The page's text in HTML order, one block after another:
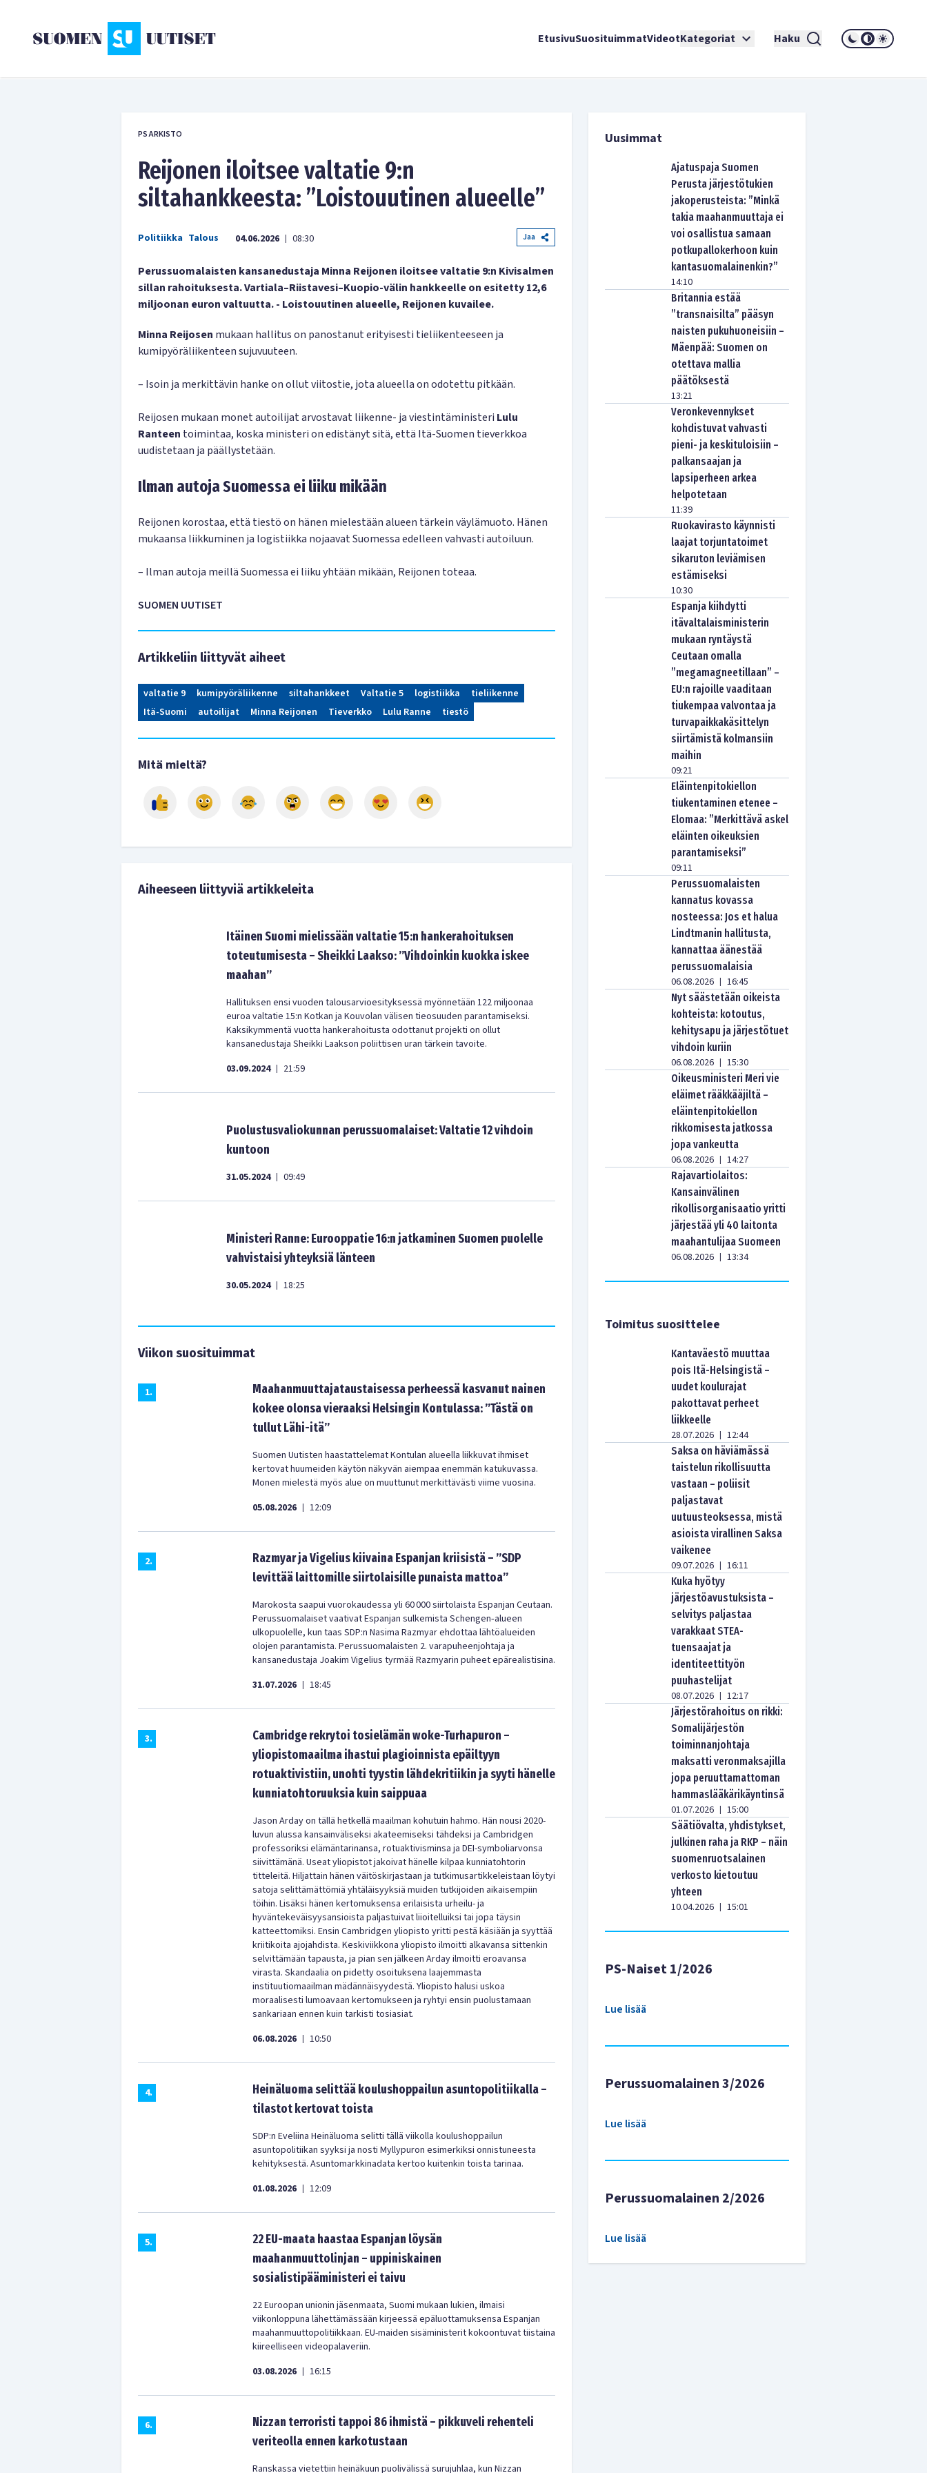
EtusivuSuosituimmatVideotKategoriat Haku
PS ARKISTO
Reijonen iloitsee valtatie 9:n
siltahankkeesta: ”Loistouutinen alueelle”
Politiikka Talous 04.06.2026 | 08:30 Jaa
Perussuomalaisten kansanedustaja Minna Reijonen iloitsee valtatie 9:n Kivisalmen
sillan rahoituksesta. Vartiala–Riistavesi–Kuopio-välin hankkeelle on esitetty 12,6
miljoonan euron valtuutta. - Loistouutinen alueelle, Reijonen kuvailee.
Minna Reijosen mukaan hallitus on panostanut erityisesti tieliikenteeseen ja
kumipyöräliikenteen sujuvuuteen.
– Isoin ja merkittävin hanke on ollut viitostie, jota alueella on odotettu pitkään.
Reijosen mukaan monet autoilijat arvostavat liikenne- ja viestintäministeri Lulu
Ranteen toimintaa, koska ministeri on edistänyt sitä, että Itä-Suomen tieverkkoa
uudistetaan ja päällystetään.
Ilman autoja Suomessa ei liiku mikään
Reijonen korostaa, että tiestö on hänen mielestään alueen tärkein väylämuoto. Hänen
mukaansa liikkuminen ja logistiikka nojaavat Suomessa edelleen vahvasti autoiluun.
– Ilman autoja meillä Suomessa ei liiku yhtään mikään, Reijonen toteaa.
SUOMEN UUTISET
Artikkeliin liittyvät aiheet
valtatie 9 kumipyöräliikenne siltahankkeet Valtatie 5 logistiikka
tieliikenne
Itä-Suomi
autoilijat Minna Reijonen Tieverkko Lulu Ranne tiestö
Mitä mieltä?
Aiheeseen liittyviä artikkeleita
Itäinen Suomi mielissään valtatie 15:n hankerahoituksen
toteutumisesta – Sheikki Laakso: ”Vihdoinkin kuokka iskee
maahan”
Hallituksen ensi vuoden talousarvioesityksessä myönnetään 122 miljoonaa
euroa valtatie 15:n Kotkan ja Kouvolan välisen tieosuuden parantamiseksi.
Kaksikymmentä vuotta hankerahoitusta odottanut projekti on ollut
kansanedustaja Sheikki Laakson poliittisen uran tärkein tavoite.
03.09.2024 | 21:59
Puolustusvaliokunnan perussuomalaiset: Valtatie 12 vihdoin
kuntoon
31.05.2024 | 09:49
Ministeri Ranne: Eurooppatie 16:n jatkaminen Suomen puolelle
vahvistaisi yhteyksiä länteen
30.05.2024 | 18:25
Viikon suosituimmat
1.
Maahanmuuttajataustaisessa perheessä kasvanut nainen
kokee olonsa vieraaksi Helsingin Kontulassa: ”Tästä on
tullut Lähi-itä”
Suomen Uutisten haastattelemat Kontulan alueella liikkuvat ihmiset
kertovat huumeiden käytön näkyvän aiempaa enemmän katukuvassa.
Monen mielestä myös alue on muuttunut merkittävästi viime vuosina.
05.08.2026 | 12:09
2.
Razmyar ja Vigelius kiivaina Espanjan kriisistä – ”SDP
levittää laittomille siirtolaisille punaista mattoa”
Marokosta saapui vuorokaudessa yli 60 000 siirtolaista Espanjan Ceutaan.
Perussuomalaiset vaativat Espanjan sulkemista Schengen‑alueen
ulkopuolelle, kun taas SDP:n Nasima Razmyar ehdottaa lähtöalueiden
olojen parantamista. Perussuomalaisten 2. varapuheenjohtaja ja
kansanedustaja Joakim Vigelius tyrmää Razmyarin puheet epärealistisina.
31.07.2026 | 18:45
3.
Cambridge rekrytoi tosielämän woke-Turhapuron –
yliopistomaailma ihastui plagioinnista epäiltyyn
rotuaktivistiin, unohti tyystin lähdekritiikin ja syyti hänelle
kunniatohtoruuksia kuin saippuaa
Jason Arday on tällä hetkellä maailman kohutuin hahmo. Hän nousi 2020-
luvun alussa kansainväliseksi akateemiseksi tähdeksi ja Cambridgen
professoriksi elämäntarinansa, rotuaktivisminsa ja DEI-symboliarvonsa
siivittämänä. Useat yliopistot jakoivat hänelle kilpaa kunniatohtorin
titteleitä. Hiljattain hänen väitöskirjastaan ja tutkimusartikkeleistaan löytyi
satoja selittämättömiä yhtäläisyyksiä muiden tutkijoiden aikaisempiin
töihin. Lisäksi hänen kertomuksensa erilaisista urheilu- ja
hyväntekeväisyysansioista paljastuivat liioitelluiksi tai jopa täysin
katteettomiksi. Ensin Cambridgen yliopisto yritti pestä käsiään ja syyttää
kriitikoita ajojahdista. Keskiviikkona yliopisto ilmoitti alkavansa sittenkin
selvittämään tapausta, ja pian sen jälkeen Arday ilmoitti eroavansa
virasta. Skandaalia on pidetty osoituksena laajemmasta
instituutiomaailman mädännäisyydestä. Yliopisto halusi uskoa
moraalisesti lumoavaan kertomukseen ja ryhtyi ensin puolustamaan
sankariaan ennen kuin tarkisti tosiasiat.
06.08.2026 | 10:50
4.
Heinäluoma selittää koulushoppailun asuntopolitiikalla –
tilastot kertovat toista
SDP:n Eveliina Heinäluoma selitti tällä viikolla koulushoppailun
asuntopolitiikan syyksi ja nosti Myllypuron esimerkiksi onnistuneesta
kehityksestä. Asuntomarkkinadata kertoo kuitenkin toista tarinaa.
01.08.2026 | 12:09
5.
22 EU-maata haastaa Espanjan löysän
maahanmuuttolinjan – uppiniskainen
sosialistipääministeri ei taivu
22 Euroopan unionin jäsenmaata, Suomi mukaan lukien, ilmaisi
viikonloppuna lähettämässään kirjeessä epäluottamuksensa Espanjan
maahanmuuttopolitiikkaan. EU-maiden sisäministerit kokoontuvat tiistaina
kiireelliseen videopalaveriin.
03.08.2026 | 16:15
6.
Nizzan terroristi tappoi 86 ihmistä – pikkuveli rehenteli
veriteolla ennen karkotustaan
Ranskassa vietettiin heinäkuun puolivälissä surujuhlaa, kun Nizzan
Uusimmat
Ajatuspaja Suomen
Perusta järjestötukien
jakoperusteista: ”Minkä
takia maahanmuuttaja ei
voi osallistua samaan
potkupallokerhoon kuin
kantasuomalainenkin?”
14:10
Britannia estää
”transnaisilta” pääsyn
naisten pukuhuoneisiin –
Mäenpää: Suomen on
otettava mallia
päätöksestä
13:21
Veronkevennykset
kohdistuvat vahvasti
pieni- ja keskituloisiin –
palkansaajan ja
lapsiperheen arkea
helpotetaan
11:39
Ruokavirasto käynnisti
laajat torjuntatoimet
sikaruton leviämisen
estämiseksi
10:30
Espanja kiihdytti
itävaltalaisministerin
mukaan ryntäystä
Ceutaan omalla
”megamagneetillaan” –
EU:n rajoille vaaditaan
tiukempaa valvontaa ja
turvapaikkakäsittelyn
siirtämistä kolmansiin
maihin
09:21
Eläintenpitokiellon
tiukentaminen etenee –
Elomaa: ”Merkittävä askel
eläinten oikeuksien
parantamiseksi”
09:11
Perussuomalaisten
kannatus kovassa
nosteessa: Jos et halua
Lindtmanin hallitusta,
kannattaa äänestää
perussuomalaisia
06.08.2026 | 16:45
Nyt säästetään oikeista
kohteista: kotoutus,
kehitysapu ja järjestötuet
vihdoin kuriin
06.08.2026 | 15:30
Oikeusministeri Meri vie
eläimet rääkkääjiltä –
eläintenpitokiellon
rikkomisesta jatkossa
jopa vankeutta
06.08.2026 | 14:27
Rajavartiolaitos:
Kansainvälinen
rikollisorganisaatio yritti
järjestää yli 40 laitonta
maahantulijaa Suomeen
06.08.2026 | 13:34
Toimitus suosittelee
Kantaväestö muuttaa
pois Itä-Helsingistä –
uudet koulurajat
pakottavat perheet
liikkeelle
28.07.2026 | 12:44
Saksa on häviämässä
taistelun rikollisuutta
vastaan – poliisit
paljastavat
uutuusteoksessa, mistä
asioista virallinen Saksa
vaikenee
09.07.2026 | 16:11
Kuka hyötyy
järjestöavustuksista –
selvitys paljastaa
varakkaat STEA-
tuensaajat ja
identiteettityön
puuhastelijat
08.07.2026 | 12:17
Järjestörahoitus on rikki:
Somalijärjestön
toiminnanjohtaja
maksatti veronmaksajilla
jopa peruuttamattoman
hammaslääkärikäyntinsä
01.07.2026 | 15:00
Säätiövalta, yhdistykset,
julkinen raha ja RKP – näin
suomenruotsalainen
verkosto kietoutuu
yhteen
10.04.2026 | 15:01
PS-Naiset 1/2026
Lue lisää
Perussuomalainen 3/2026
Lue lisää
Perussuomalainen 2/2026
Lue lisää